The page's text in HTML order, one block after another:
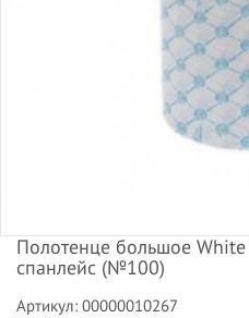
Полотенце большое
спанлейс (№100)
Артикул: 00000010267